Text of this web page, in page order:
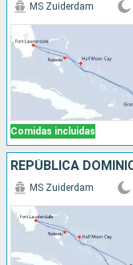
Comidas incluidas
MS Zuiderdam
MS Zuiderdam